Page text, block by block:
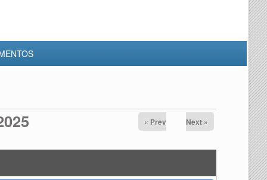
« Prev Next »